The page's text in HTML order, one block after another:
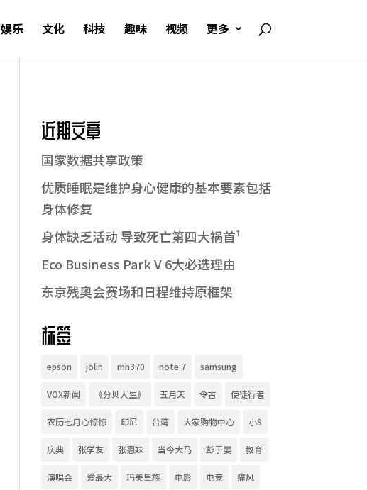
娱乐 文化 科技 趣味 视频 更多
近期文章
国家数据共享政策
优质睡眠是维护身心健康的基本要素包括
身体修复
身体缺乏活动 导致死亡第四大祸首¹
Eco Business Park V 6大必选理由
东京残奥会赛场和日程维持原框架
标签
epson jolin mh370 note 7 samsung
VOX新闻 《分贝人生》 五月天 令吉 使徒行者
农历七月心惊惊 印尼 台湾 大家购物中心 小S
庆典 张学友 张惠妹 当今大马 彭于晏 教育
演唱会 爱最大 玛美里族 电影 电竞 痛风